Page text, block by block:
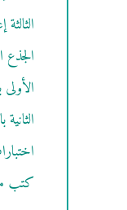
الجذع
الأولى
الثانية
كتب